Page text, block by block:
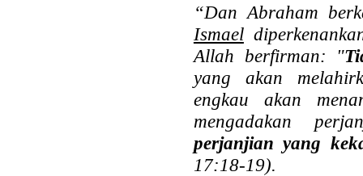
“Dan Abraham
Ismael
Allah berfirman: "
yang akan
engkau akan
mengadakan
perjanjian yang
17:18-19).